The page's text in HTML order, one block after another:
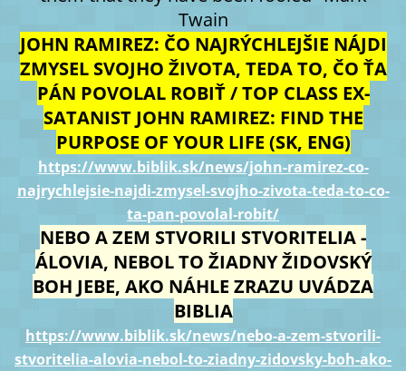
Twain
JOHN RAMIREZ: ČO NAJRÝCHLEJŠIE NÁJDI
ZMYSEL SVOJHO ŽIVOTA, TEDA TO, ČO ŤA
PÁN POVOLAL ROBIŤ / TOP CLASS EX-
SATANIST JOHN RAMIREZ: FIND THE
PURPOSE OF YOUR LIFE (SK, ENG)
https://www.biblik.sk/news/john-ramirez-co-
najrychlejsie-najdi-zmysel-svojho-zivota-teda-to-co-
ta-pan-povolal-robit/
NEBO A ZEM STVORILI STVORITELIA -
ÁLOVIA, NEBOL TO ŽIADNY ŽIDOVSKÝ
BOH JEBE, AKO NÁHLE ZRAZU UVÁDZA
BIBLIA
https://www.biblik.sk/news/nebo-a-zem-stvorili-
stvoritelia-alovia-nebol-to-ziadny-zidovsky-boh-ako-